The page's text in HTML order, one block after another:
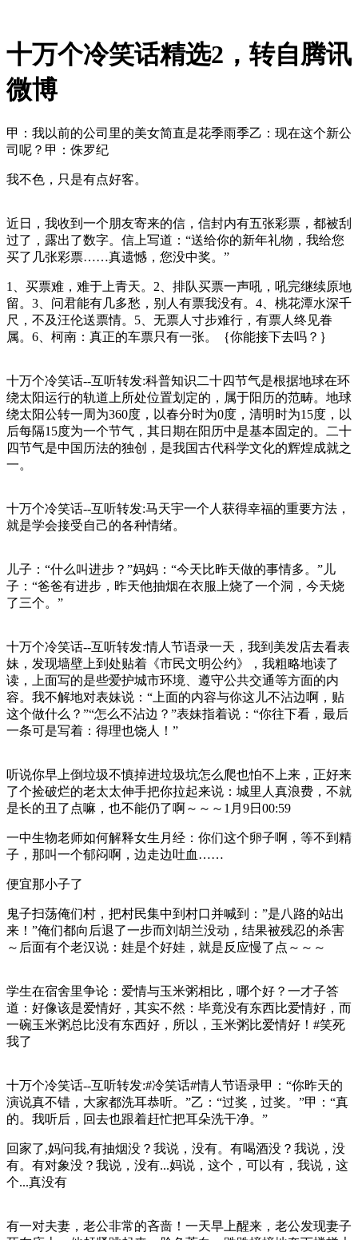
十万个冷笑话精选2，转自腾讯
微博
甲：我以前的公司里的美女简直是花季雨季乙：现在这个新公
司呢？甲：侏罗纪
我不色，只是有点好客。
近日，我收到一个朋友寄来的信，信封内有五张彩票，都被刮
过了，露出了数字。信上写道：“送给你的新年礼物，我给您
买了几张彩票……真遗憾，您没中奖。”
1、买票难，难于上青天。2、排队买票一声吼，吼完继续原地
留。3、问君能有几多愁，别人有票我没有。4、桃花潭水深千
尺，不及汪伦送票情。5、无票人寸步难行，有票人终见眷
属。6、柯南：真正的车票只有一张。｛你能接下去吗？｝
十万个冷笑话--互听转发:科普知识二十四节气是根据地球在环
绕太阳运行的轨道上所处位置划定的，属于阳历的范畴。地球
绕太阳公转一周为360度，以春分时为0度，清明时为15度，以
后每隔15度为一个节气，其日期在阳历中是基本固定的。二十
四节气是中国历法的独创，是我国古代科学文化的辉煌成就之
一。
十万个冷笑话--互听转发:马天宇一个人获得幸福的重要方法，
就是学会接受自己的各种情绪。
儿子：“什么叫进步？”妈妈：“今天比昨天做的事情多。”儿
子：“爸爸有进步，昨天他抽烟在衣服上烧了一个洞，今天烧
了三个。”
十万个冷笑话--互听转发:情人节语录一天，我到美发店去看表
妹，发现墙壁上到处贴着《市民文明公约》，我粗略地读了
读，上面写的是些爱护城市环境、遵守公共交通等方面的内
容。我不解地对表妹说：“上面的内容与你这儿不沾边啊，贴
这个做什么？”“怎么不沾边？”表妹指着说：“你往下看，最后
一条可是写着：得理也饶人！”
听说你早上倒垃圾不慎掉进垃圾坑怎么爬也怕不上来，正好来
了个捡破烂的老太太伸手把你拉起来说：城里人真浪费，不就
是长的丑了点嘛，也不能仍了啊～～～1月9日00:59
一中生物老师如何解释女生月经：你们这个卵子啊，等不到精
子，那叫一个郁闷啊，边走边吐血……
便宜那小子了
鬼子扫荡俺们村，把村民集中到村口并喊到：”是八路的站出
来！”俺们都向后退了一步而刘胡兰没动，结果被残忍的杀害
～后面有个老汉说：娃是个好娃，就是反应慢了点～～～
学生在宿舍里争论：爱情与玉米粥相比，哪个好？一才子答
道：好像该是爱情好，其实不然：毕竟没有东西比爱情好，而
一碗玉米粥总比没有东西好，所以，玉米粥比爱情好！#笑死
我了
十万个冷笑话--互听转发:#冷笑话#情人节语录甲：“你昨天的
演说真不错，大家都洗耳恭听。”乙：“过奖，过奖。”甲：“真
的。我听后，回去也跟着赶忙把耳朵洗干净。”
回家了,妈问我,有抽烟没？我说，没有。有喝酒没？我说，没
有。有对象没？我说，没有...妈说，这个，可以有，我说，这
个...真没有
有一对夫妻，老公非常的吝啬！一天早上醒来，老公发现妻子